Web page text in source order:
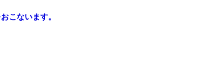
こないます。